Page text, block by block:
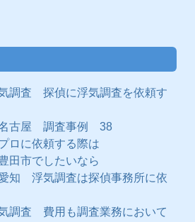
調査 探偵に浮気調査を依頼す
古屋 調査事例 38
ロに依頼する際は
田市でしたいなら
知 浮気調査は探偵事務所に依
調査 費用も調査業務において